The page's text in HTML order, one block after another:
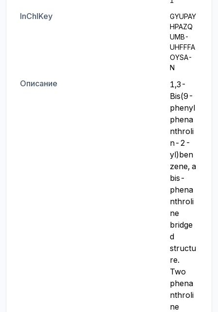
InChIKey
GYUPAY
HPAZQ
UMB-
UHFFFA
OYSA-
N
Описание
1,3-
Bis(9-
phenyl
phena
nthroli
n-2-
yl)ben
zene, a
bis-
phena
nthroli
ne
bridge
d
structu
re.
Two
phena
nthroli
ne